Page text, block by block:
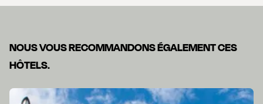
NOUS VOUS RECOMMANDONS ÉGALEMENT CES
HÔTELS.